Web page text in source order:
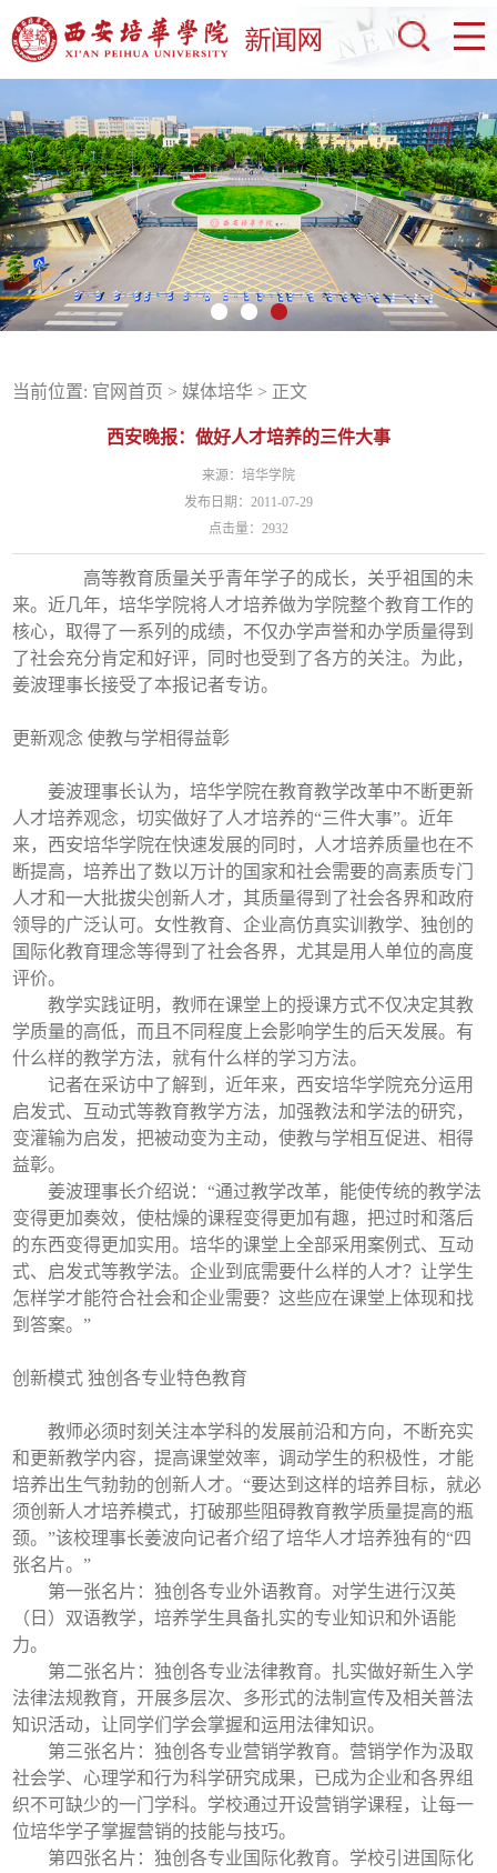
当前位置: 官网首页 > 媒体培华 > 正文
西安晚报：做好人才培养的三件大事
来源：培华学院
发布日期：2011-07-29
点击量： 2932
高等教育质量关乎青年学子的成长，关乎祖国的未
来。近几年，培华学院将人才培养做为学院整个教育工作的
核心，取得了一系列的成绩，不仅办学声誉和办学质量得到
了社会充分肯定和好评，同时也受到了各方的关注。为此，
姜波理事长接受了本报记者专访。
更新观念 使教与学相得益彰
姜波理事长认为，培华学院在教育教学改革中不断更新
人才培养观念，切实做好了人才培养的“三件大事”。近年
来，西安培华学院在快速发展的同时，人才培养质量也在不
断提高，培养出了数以万计的国家和社会需要的高素质专门
人才和一大批拔尖创新人才，其质量得到了社会各界和政府
领导的广泛认可。女性教育、企业高仿真实训教学、独创的
国际化教育理念等得到了社会各界，尤其是用人单位的高度
评价。
教学实践证明，教师在课堂上的授课方式不仅决定其教
学质量的高低，而且不同程度上会影响学生的后天发展。有
什么样的教学方法，就有什么样的学习方法。
记者在采访中了解到，近年来，西安培华学院充分运用
启发式、互动式等教育教学方法，加强教法和学法的研究，
变灌输为启发，把被动变为主动，使教与学相互促进、相得
益彰。
姜波理事长介绍说：“通过教学改革，能使传统的教学法
变得更加奏效，使枯燥的课程变得更加有趣，把过时和落后
的东西变得更加实用。培华的课堂上全部采用案例式、互动
式、启发式等教学法。企业到底需要什么样的人才？让学生
怎样学才能符合社会和企业需要？这些应在课堂上体现和找
到答案。”
创新模式 独创各专业特色教育
教师必须时刻关注本学科的发展前沿和方向，不断充实
和更新教学内容，提高课堂效率，调动学生的积极性，才能
培养出生气勃勃的创新人才。“要达到这样的培养目标，就必
须创新人才培养模式，打破那些阻碍教育教学质量提高的瓶
颈。”该校理事长姜波向记者介绍了培华人才培养独有的“四
张名片。”
第一张名片：独创各专业外语教育。对学生进行汉英
（日）双语教学，培养学生具备扎实的专业知识和外语能
力。
第二张名片：独创各专业法律教育。扎实做好新生入学
法律法规教育，开展多层次、多形式的法制宣传及相关普法
知识活动，让同学们学会掌握和运用法律知识。
第三张名片：独创各专业营销学教育。营销学作为汲取
社会学、心理学和行为科学研究成果，已成为企业和各界组
织不可缺少的一门学科。学校通过开设营销学课程，让每一
位培华学子掌握营销的技能与技巧。
第四张名片：独创各专业国际化教育。学校引进国际化